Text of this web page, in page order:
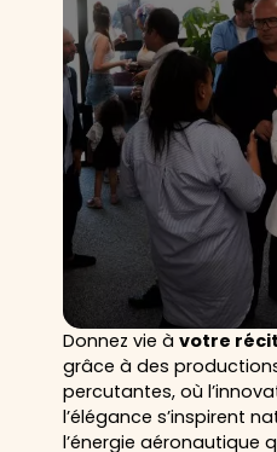
Donnez vie à votre
grâce à des
percutantes, où
l’élégance s’inspirent
l’énergie aéronautique